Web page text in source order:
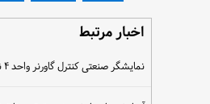
اخبار مرتبط
نمایشگر صنعتی کنترل گاورنر واحد ۴ نیروگاه عباسپور با موفقیت تعمیر شد